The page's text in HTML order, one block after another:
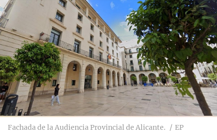
Fachada de la Audiencia Provincial de Alicante. EP